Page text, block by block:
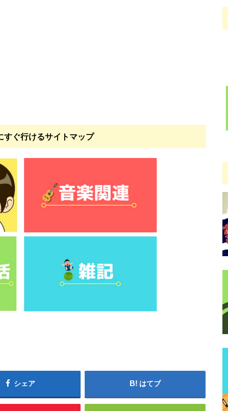
すぐ行けるサイトマップ
シェア はてブ